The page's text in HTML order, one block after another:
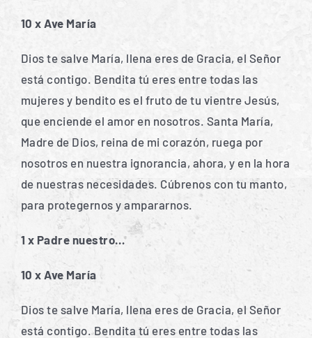
10 x Ave María
Dios te salve María, llena eres de Gracia, el Señor
está contigo. Bendita tú eres entre todas las
mujeres y bendito es el fruto de tu vientre Jesús,
que enciende el amor en nosotros. Santa María,
Madre de Dios, reina de mi corazón, ruega por
nosotros en nuestra ignorancia, ahora, y en la hora
de nuestras necesidades. Cúbrenos con tu manto,
para protegernos y ampararnos.
1 x Padre nuestro…
10 x Ave María
Dios te salve María, llena eres de Gracia, el Señor
está contigo. Bendita tú eres entre todas las